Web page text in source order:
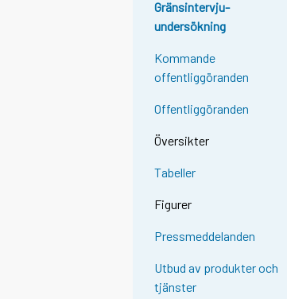
Gränsintervju-
undersökning
Kommande
offentliggöranden
Offentliggöranden
Översikter
Tabeller
Figurer
Pressmeddelanden
Utbud av produkter och
tjänster